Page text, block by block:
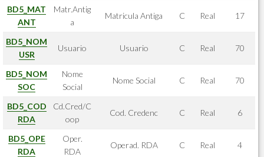
BD5_MAT
ANT
Matr.Antig
a
Matricula Antiga C Real 17
BD5_NOM
USR
Usuario Usuario C Real 70
BD5_NOM
SOC
Nome
Social
Nome Social C Real 70
BD5_COD
RDA
Cd.Cred/C
oop
Cod. Credenc C Real 6
BD5_OPE
RDA
Oper.
RDA
Operad. RDA C Real 4